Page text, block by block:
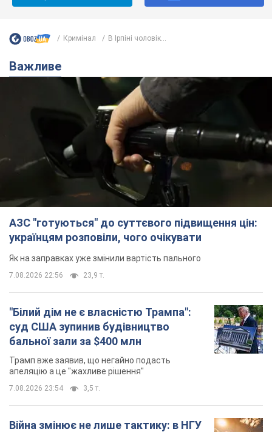
Кримінал В Ірпіні чоловік...
Важливе
АЗС "готуються" до суттєвого підвищення цін:
українцям розповіли, чого очікувати
Як на заправках уже змінили вартість пального
7.08.2026 22:56 23,9 т.
"Білий дім не є власністю Трампа":
суд США зупинив будівництво
бальної зали за $400 млн
Трамп вже заявив, що негайно подасть
апеляцію а це "жахливе рішення"
7.08.2026 23:54 3,5 т.
Війна змінює не лише тактику: в НГУ